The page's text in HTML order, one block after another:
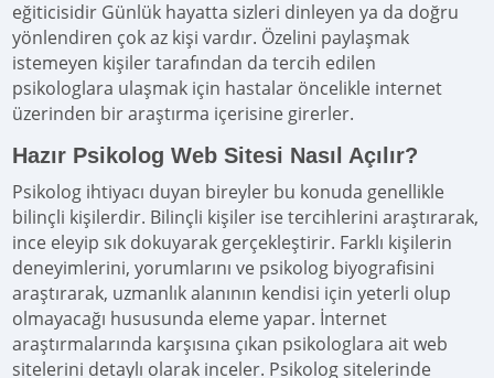
eğiticisidir Günlük hayatta sizleri dinleyen ya da doğru
yönlendiren çok az kişi vardır. Özelini paylaşmak
istemeyen kişiler tarafından da tercih edilen
psikologlara ulaşmak için hastalar öncelikle internet
üzerinden bir araştırma içerisine girerler.
Hazır Psikolog Web Sitesi Nasıl Açılır?
Psikolog ihtiyacı duyan bireyler bu konuda genellikle
bilinçli kişilerdir. Bilinçli kişiler ise tercihlerini araştırarak,
ince eleyip sık dokuyarak gerçekleştirir. Farklı kişilerin
deneyimlerini, yorumlarını ve psikolog biyografisini
araştırarak, uzmanlık alanının kendisi için yeterli olup
olmayacağı hususunda eleme yapar. İnternet
araştırmalarında karşısına çıkan psikologlara ait web
sitelerini detaylı olarak inceler. Psikolog sitelerinde